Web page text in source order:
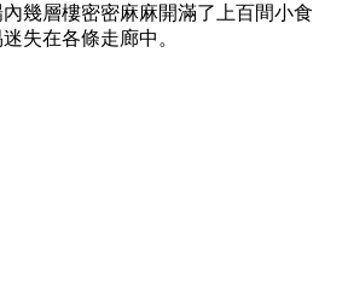
幾層樓密密麻麻開滿了上百間小食
失在各條走廊中。